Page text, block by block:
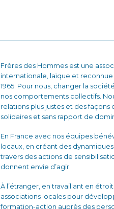
Frères des Hommes est une
internationale, laïque et
1965. Pour nous, changer la
nos comportements collectifs.
relations plus justes et des façons
solidaires et sans rapport de
En France avec nos équipes
locaux, en créant des
travers des actions de
donnent envie d’agir.
À l’étranger, en travaillant en
associations locales pour
formation-action auprès des